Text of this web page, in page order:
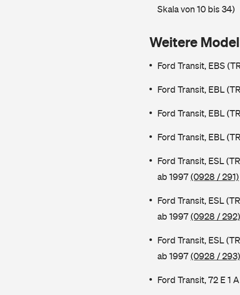
Skala von 10 bis 34)
Weitere
Ford Transit, EBS
Ford Transit, EBL
Ford Transit, EBL
Ford Transit, EBL
Ford Transit, ESL
ab 1997(0928 / 291)
Ford Transit, ESL
ab 1997(0928 / 292)
Ford Transit, ESL
ab 1997(0928 / 293)
Ford Transit, 72 E 1